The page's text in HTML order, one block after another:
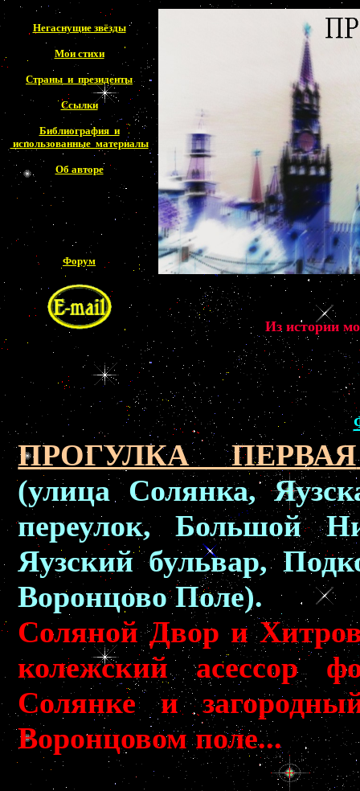
Негаснущие звёзды
Мои стихи
Страны и президенты
Ссылки
Библиография и
использованные материалы
Об авторе
Форум
Из истории
ПРОГУЛКА ПЕРВАЯ
(улица Солянка,
переулок, Большой
Яузский бульвар,
Воронцово Поле).
Соляной Двор и
колежский асессор
Солянке и
Воронцовом поле...